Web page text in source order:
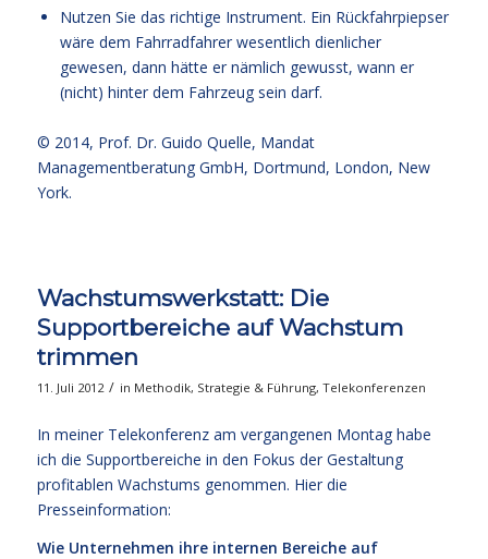
Nutzen Sie das richtige Instrument. Ein Rückfahrpiepser
wäre dem Fahrradfahrer wesentlich dienlicher
gewesen, dann hätte er nämlich gewusst, wann er
(nicht) hinter dem Fahrzeug sein darf.
© 2014, Prof. Dr. Guido Quelle, Mandat
Managementberatung GmbH, Dortmund, London, New
York.
Wachstumswerkstatt: Die
Supportbereiche auf Wachstum
trimmen
11. Juli 2012 / in Methodik, Strategie & Führung, Telekonferenzen
In meiner Telekonferenz am vergangenen Montag habe
ich die Supportbereiche in den Fokus der Gestaltung
profitablen Wachstums genommen. Hier die
Presseinformation:
Wie Unternehmen ihre internen Bereiche auf